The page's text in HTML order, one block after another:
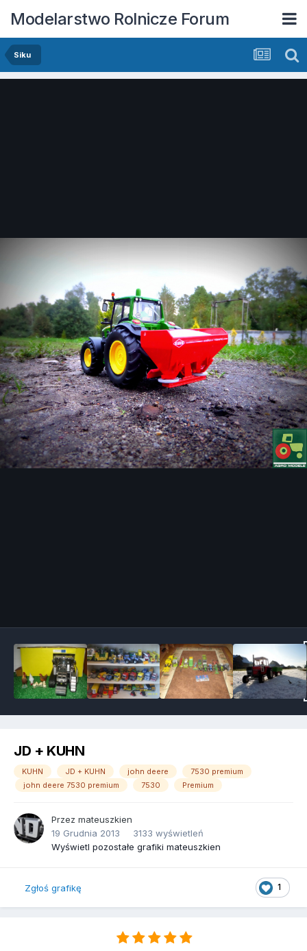
Modelarstwo Rolnicze Forum
Siku
JD + KUHN
KUHN JD + KUHN john deere
7530 premium
john deere 7530 premium
7530 Premium
Przez mateuszkien
19 Grudnia 2013
3133 wyświetleń
Wyświetl pozostałe grafiki mateuszkien
1
Zgłoś grafikę